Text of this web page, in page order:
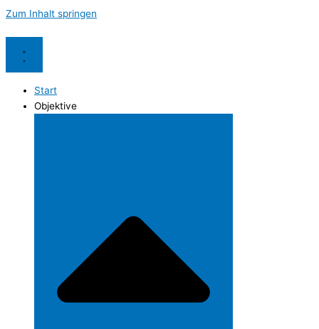
Zum Inhalt springen
Start
Objektive